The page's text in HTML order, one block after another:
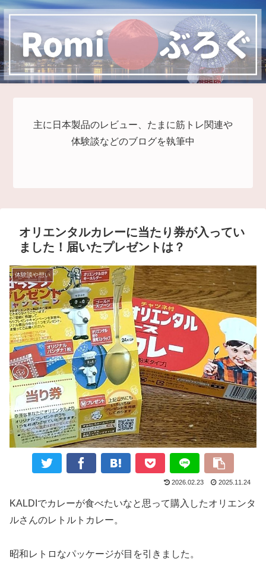
主に日本製品のレビュー、たまに筋トレ関連や
体験談などのブログを執筆中
オリエンタルカレーに当たり券が入ってい
ました！届いたプレゼントは？
体験談や想い
2026.02.23 2025.11.24
KALDIでカレーが食べたいなと思って購入したオリエンタ
ルさんのレトルトカレー。
昭和レトロなパッケージが目を引きました。